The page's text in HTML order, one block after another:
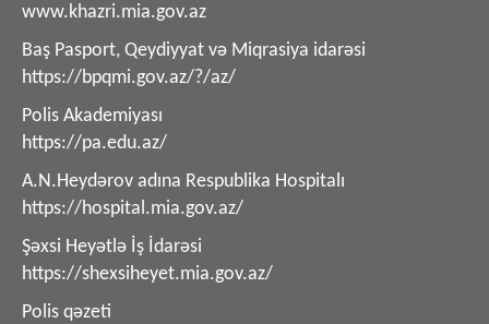
www.khazri.mia.gov.az
Baş Pasport, Qeydiyyat və Miqrasiya idarəsi
https://bpqmi.gov.az/?/az/
Polis Akademiyası
https://pa.edu.az/
A.N.Heydərov adına Respublika Hospitalı
https://hospital.mia.gov.az/
Şəxsi Heyətlə İş İdarəsi
https://shexsiheyet.mia.gov.az/
Polis qəzeti